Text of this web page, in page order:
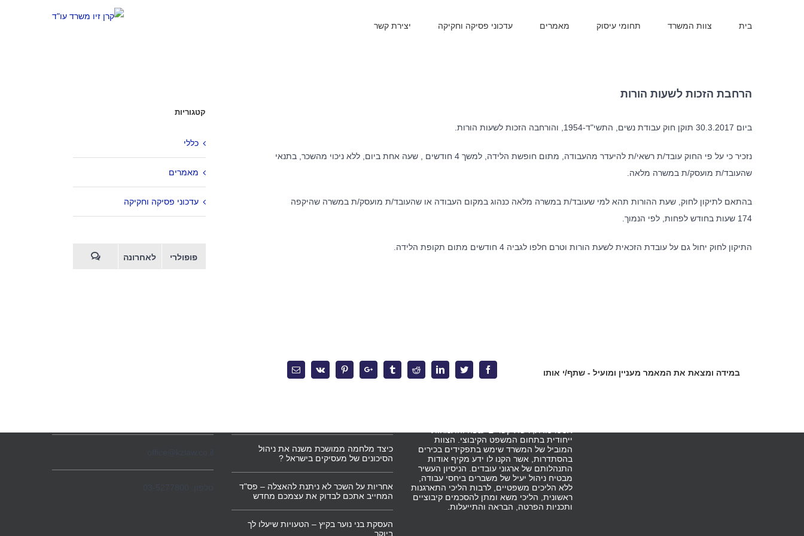
בית צוות המשרד תחומי עיסוק מאמרים עדכוני פסיקה וחקיקה יצירת קשר
הרחבת הזכות לשעות הורות
ביום 30.3.2017 תוקן חוק עבודת נשים, התשי"ד-1954, והורחבה הזכות לשעות הורות.
נזכיר כי על פי החוק עובד/ת רשאי/ת להיעדר מהעבודה, מתום חופשת הלידה, למשך 4 חודשים , שעה אחת ביום, ללא ניכוי מהשכר, בתנאי
שהעובד/ת מועסק/ת במשרה מלאה.
בהתאם לתיקון לחוק, שעת ההורות תהא למי שעובד/ת במשרה מלאה כנהוג במקום העבודה או שהעובד/ת מועסק/ת במשרה שהיקפה
174 שעות בחודש לפחות, לפי הנמוך.
התיקון לחוק יחול גם על עובדת הזכאית לשעת הורות וטרם חלפו לגביה 4 חודשים מתום תקופת הלידה.
במידה ומצאת את המאמר מעניין ומועיל - שתף/י אותו Facebook
Twitter
Linkedin
Reddit
Tumblr
Google+
Pinterest
Vk
Email
קטגוריות
כללי
מאמרים
עדכוני פסיקה וחקיקה
פופולרי לאחרונה
אודות המשרד
ייחודית בתחום המשפט הקיבוצי. הצוות
המוביל של המשרד שימש בתפקידים בכירים
בהסתדרות, אשר הקנו לו ידע מקיף אודות
התנהלותם של ארגוני עובדים. הניסיון העשיר
מבטיח ניהול יעיל של משברים ביחסי עבודה,
ללא הליכים משפטיים, לרבות הליכי התארגנות
ראשונית, הליכי משא ומתן להסכמים קיבוציים
ותכניות הפרטה, הבראה והתייעלות.
מאמרים אחרונים
כיצד מלחמה ממושכת משנה את ניהול
הסיכונים של מעסיקים בישראל ?
אחריות על השכר לא ניתנת להאצלה – פס"ד
המחייב אתכם לבדוק את עצמכם מחדש
העסקת בני נוער בקיץ – הטעויות שיעלו לך
ביוקר
office@kzlaw.co.il
טלפון: 03-5277800